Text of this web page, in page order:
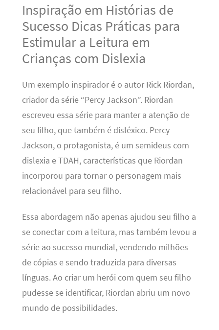
Inspiração em Histórias de
Sucesso Dicas Práticas para
Estimular a Leitura em
Crianças com Dislexia
Um exemplo inspirador é o autor Rick Riordan,
criador da série “Percy Jackson”. Riordan
escreveu essa série para manter a atenção de
seu filho, que também é disléxico. Percy
Jackson, o protagonista, é um semideus com
dislexia e TDAH, características que Riordan
incorporou para tornar o personagem mais
relacionável para seu filho.
Essa abordagem não apenas ajudou seu filho a
se conectar com a leitura, mas também levou a
série ao sucesso mundial, vendendo milhões
de cópias e sendo traduzida para diversas
línguas. Ao criar um herói com quem seu filho
pudesse se identificar, Riordan abriu um novo
mundo de possibilidades.